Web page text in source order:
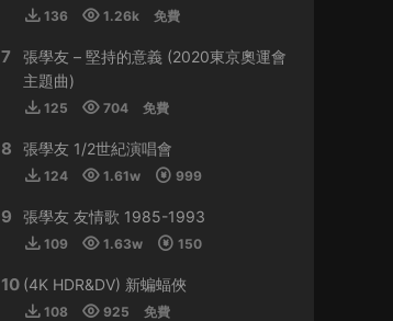
io；
來源： 周傑倫 最偉大的作品
虛空恐懼 • 2024-01-11
來源： 林子祥&趙增熹 2013 絕對熹祥 演唱會 A
Tsang Hei 2013 Blu-ray 1080i AVC DTS-HD
MA 5.1
136 1.26k 免費
7
張學友 – 堅持的意義 (2020東京奧運會
主題曲)
125 704 免費
8 張學友 1/2世紀演唱會
124 1.61w 999
9 張學友 友情歌 1985-1993
109 1.63w 150
10 (4K HDR&DV) 新蝙蝠俠
108 925 免費